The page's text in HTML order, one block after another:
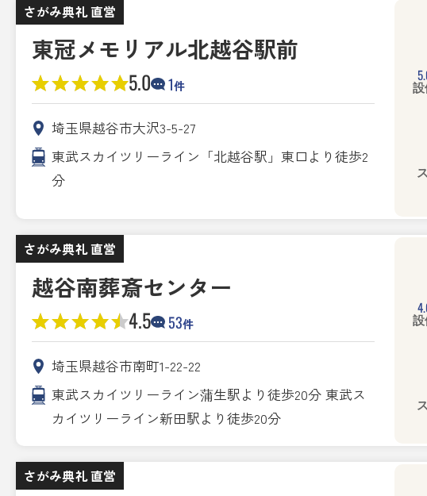
さがみ典礼 直営
東冠メモリアル北越谷駅前
5.0 1件
埼玉県越谷市大沢3-5-27
東武スカイツリーライン「北越谷駅」東口より徒歩2
分
設
さがみ典礼 直営
越谷南葬斎センター
4.5 53件
埼玉県越谷市南町1-22-22
東武スカイツリーライン蒲生駅より徒歩20分 東武ス
カイツリーライン新田駅より徒歩20分
設
さがみ典礼 直営